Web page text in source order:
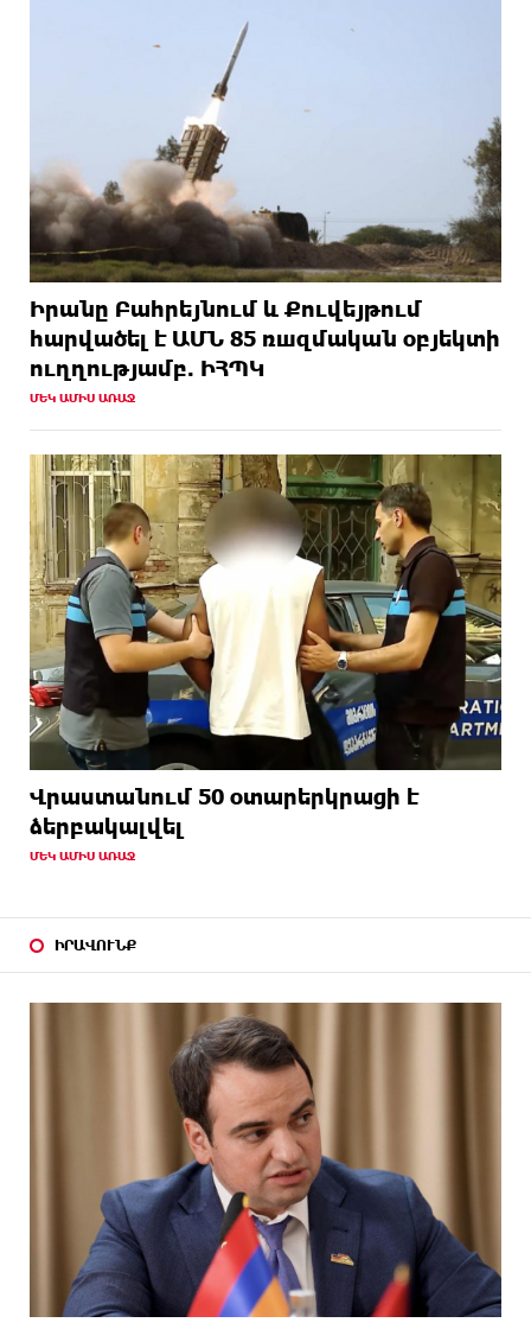
Իրանը Բահրեյնում և Քուվեյթում
hարվածել է ԱՄՆ 85 ռшզմական օբյեկտի
ուղղությամբ. ԻՀՊԿ
ՄԵԿ ԱՄԻՍ ԱՌԱՋ
Վրաստանում 50 օտարերկրացի է
ձերբակալվել
ՄԵԿ ԱՄԻՍ ԱՌԱՋ
ԻՐԱՎՈՒՆՔ